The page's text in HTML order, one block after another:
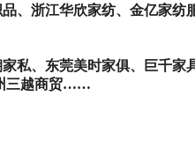
、浙江华欣家纺、金亿家纺
私、东莞美时家俱、巨千家
三越商贸……